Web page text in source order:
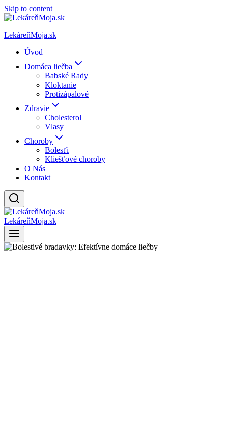
Skip to content
LekáreňMoja.sk
Úvod
Domáca liečba
Babské Rady
Kloktanie
Protizápalové
Zdravie
Cholesterol
Vlasy
Choroby
Bolesťi
Kliešťové choroby
O Nás
Kontakt
LekáreňMoja.sk